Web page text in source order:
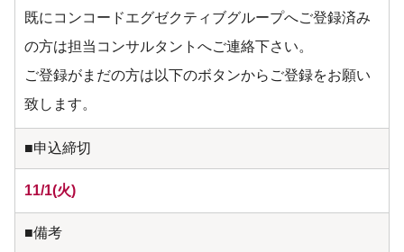
既にコンコードエグゼクティブグループへご登録済み
の方は担当コンサルタントへご連絡下さい。
ご登録がまだの方は以下のボタンからご登録をお願い
致します。
■申込締切
11/1(火)
■備考